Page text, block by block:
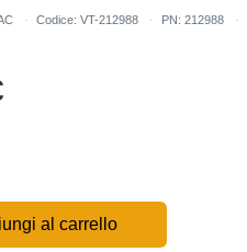
Codice: VT-212988 PN: 212988
al carrello